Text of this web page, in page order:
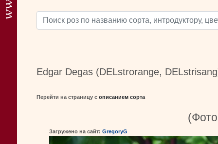
Edgar Degas (DELstrorange,
Перейти на страницу с описанием сорта
Загружено на сайт: GregoryG